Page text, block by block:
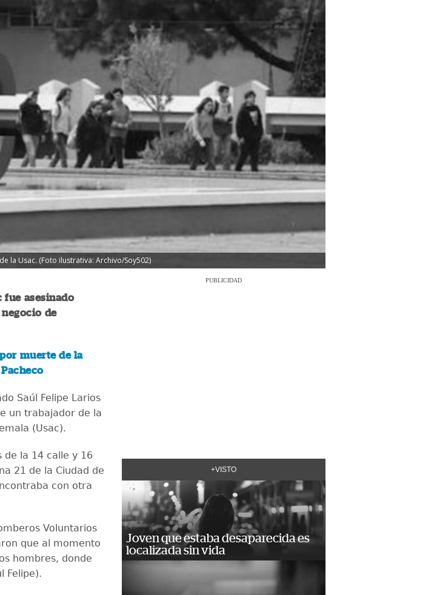
la Usac. (Foto ilustrativa: Archivo/Soy502)
fue asesinado
de
muerte de la
Saúl Felipe Larios
un trabajador de la
(Usac).
la 14 calle y 16
21 de la Ciudad de
con otra
Voluntarios
que al momento
hombres, donde
Felipe).
PUBLICIDAD
+VISTO
Joven que estaba desaparecida es
localizada sin vida